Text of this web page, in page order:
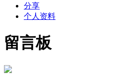
分享
个人资料
留言板